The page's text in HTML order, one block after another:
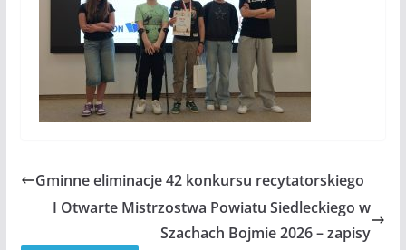
Gminne eliminacje 42 konkursu recytatorskiego
I Otwarte Mistrzostwa Powiatu Siedleckiego w
Szachach Bojmie 2026 – zapisy